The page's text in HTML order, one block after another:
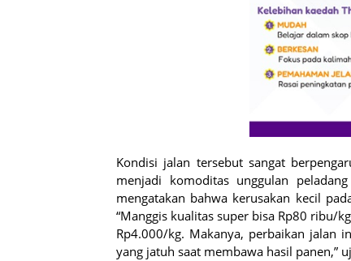
Kondisi jalan tersebut sangat
menjadi komoditas unggulan
mengatakan bahwa kerusakan kecil
“Manggis kualitas super bisa Rp80 ribu/
Rp4.000/kg. Makanya, perbaikan jalan
yang jatuh saat membawa hasil panen,”